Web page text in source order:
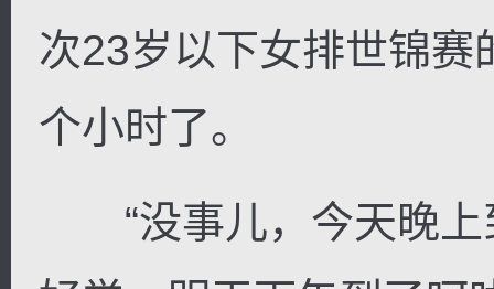
次23岁以下女排世锦赛
个小时了。
“没事儿，今天晚上